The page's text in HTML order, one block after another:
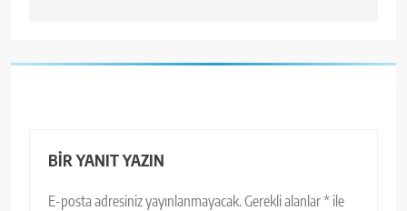
BIR YANIT YAZIN
E-posta adresiniz yayınlanmayacak.Gerekli alanlar* ile